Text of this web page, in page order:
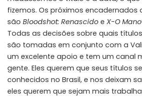
fizemos. Os próximos encadernados
são Bloodshot: Renascido e X-O
Todas as decisões sobre quais
são tomadas em conjunto com a
um excelente apoio e tem um canal
gente. Eles querem que seus títulos
conhecidos no Brasil, e nos deixam
eles querem que sejam mais